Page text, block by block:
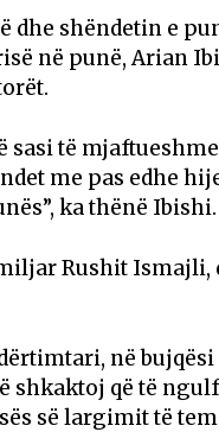
dhe shëndetin e
në punë, Arian
të
me pas edhe
ka thënë Ibishi.
Rushit Ismajli,
në
shkaktoj që të
së largimit të